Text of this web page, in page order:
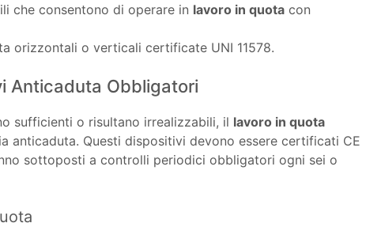
che consentono di operare in lavoro in quota con
orizzontali o verticali certificate UNI 11578.
Anticaduta Obbligatori
sufficienti o risultano irrealizzabili, il lavoro in quota
anticaduta. Questi dispositivi devono essere certificati CE
sottoposti a controlli periodici obbligatori ogni sei o